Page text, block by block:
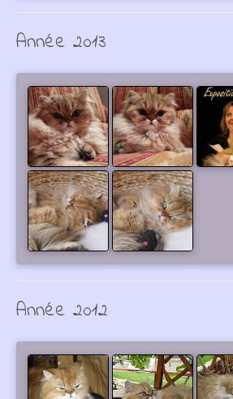
Année 2013
Année 2012